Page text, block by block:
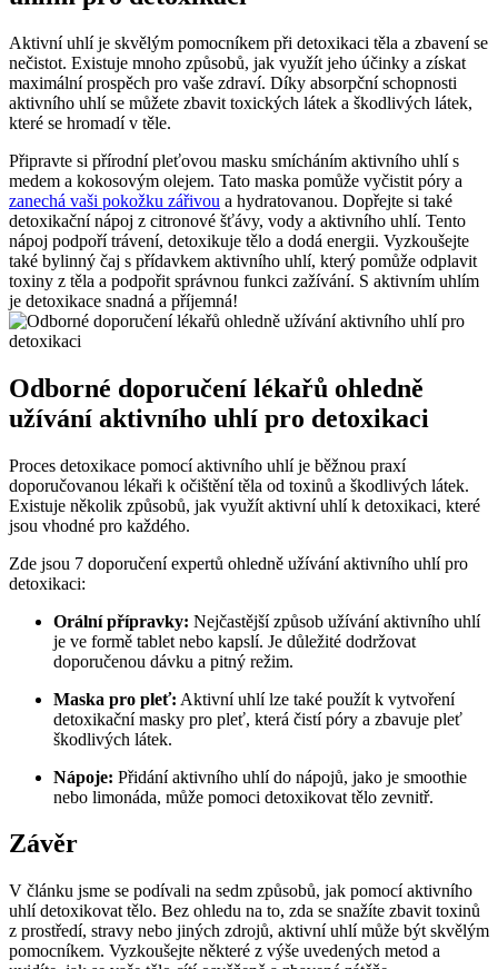
Aktivní uhlí je skvělým pomocníkem při detoxikaci těla a zbavení se
nečistot. Existuje mnoho způsobů, jak využít jeho účinky a získat
maximální prospěch pro vaše zdraví. Díky absorpční schopnosti
aktivního uhlí se můžete zbavit toxických látek a škodlivých látek,
které se hromadí v těle.
Připravte si přírodní pleťovou masku smícháním aktivního uhlí s
medem a kokosovým olejem. Tato maska pomůže vyčistit póry a
zanechá vaši pokožku zářivou a hydratovanou. Dopřejte si také
detoxikační nápoj z citronové šťávy, vody a aktivního uhlí. Tento
nápoj podpoří trávení, detoxikuje tělo a dodá energii. Vyzkoušejte
také bylinný čaj s přídavkem aktivního uhlí, který pomůže odplavit
toxiny z těla a podpořit správnou funkci zažívání. S aktivním uhlím
je detoxikace snadná a příjemná!
Odborné doporučení lékařů ohledně
užívání aktivního uhlí pro detoxikaci
Proces detoxikace pomocí aktivního uhlí je běžnou praxí
doporučovanou lékaři k očištění těla od toxinů a škodlivých látek.
Existuje několik způsobů, jak využít aktivní uhlí k detoxikaci, které
jsou vhodné pro každého.
Zde jsou 7 doporučení expertů ohledně užívání aktivního uhlí pro
detoxikaci:
Orální přípravky: Nejčastější způsob užívání aktivního uhlí
je ve formě tablet nebo kapslí. Je důležité dodržovat
doporučenou dávku a pitný režim.
Maska pro pleť: Aktivní uhlí lze také použít k vytvoření
detoxikační masky pro pleť, která čistí póry a zbavuje pleť
škodlivých látek.
Nápoje: Přidání aktivního uhlí do nápojů, jako je smoothie
nebo limonáda, může pomoci detoxikovat tělo zevnitř.
Závěr
V článku jsme se podívali na sedm způsobů, jak pomocí aktivního
uhlí detoxikovat tělo. Bez ohledu na to, zda se snažíte zbavit toxinů
z prostředí, stravy nebo jiných zdrojů, aktivní uhlí může být skvělým
pomocníkem. Vyzkoušejte některé z výše uvedených metod a